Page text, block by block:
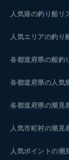
人気港の釣り船リ
人気エリアの釣り
各都道府県の船釣
各都道府県の人気
各都道府県の潮見
人気市町村の潮見
人気ポイントの潮